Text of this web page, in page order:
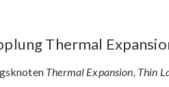
Thermal
Thermal Expansion, Thin